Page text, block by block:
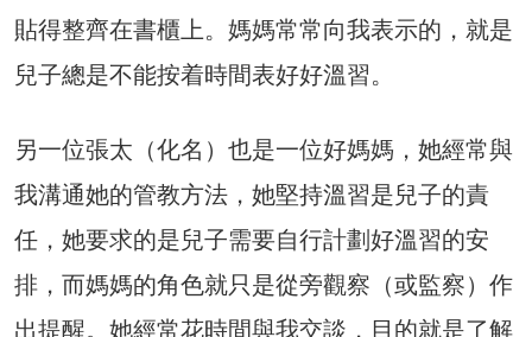
貼得整齊在書櫃上。媽媽常常向我表示的，就是
兒子總是不能按着時間表好好溫習。
另一位張太（化名）也是一位好媽媽，她經常與
我溝通她的管教方法，她堅持溫習是兒子的責
任，她要求的是兒子需要自行計劃好溫習的安
排，而媽媽的角色就只是從旁觀察（或監察）作
出提醒。她經常花時間與我交談，目的就是了解